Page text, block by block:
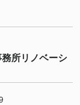
務所リノベーシ